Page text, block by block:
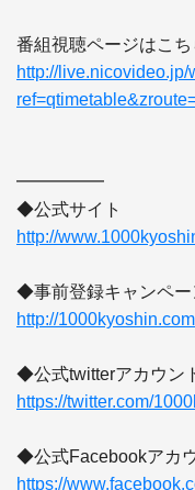
http://
━━━━━
http://
http://
https://twitter.com/
https://